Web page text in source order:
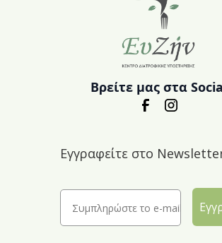
Βρείτε μας στα
Εγγραφείτε στο